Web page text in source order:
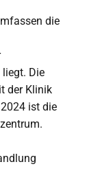
die
Die
der Klinik
ist die